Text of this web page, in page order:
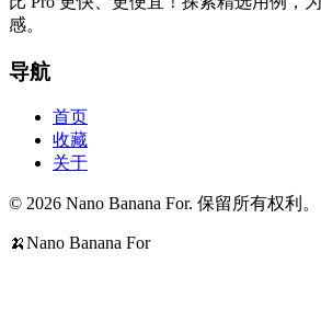
感。
导航
首页
收藏
关于
© 2026 Nano Banana For. 保留所有权利。
🍌Nano Banana For